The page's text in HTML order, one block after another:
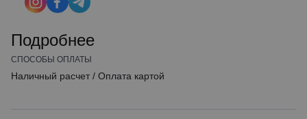
Подробнее
СПОСОБЫ ОПЛАТЫ
Наличный расчет / Оплата картой